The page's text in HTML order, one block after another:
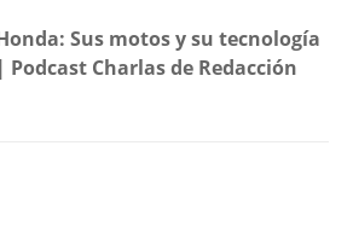
Sus motos y su tecnología
| Podcast Charlas de Redacción